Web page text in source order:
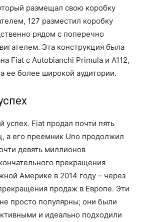
размещал свою коробку
127 разместил коробку
рядом с поперечно
Эта конструкция была
Fiat с Autobianchi Primula и A112,
ее более широкой аудитории.
успех. Fiat продал почти пять
а его преемник Uno продолжил
девять миллионов
прекращения
Америке в 2014 году – через
продаж в Европе. Эти
просто популярны; они были
и идеально подходили